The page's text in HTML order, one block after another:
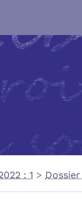
: 1